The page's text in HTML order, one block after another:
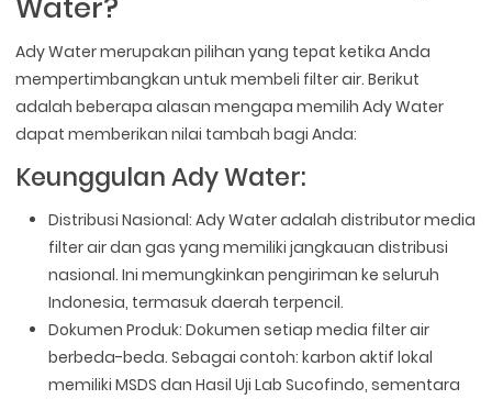
Ady Water merupakan pilihan yang tepat ketika Anda
mempertimbangkan untuk membeli filter air. Berikut
adalah beberapa alasan mengapa memilih Ady Water
dapat memberikan nilai tambah bagi Anda:
Keunggulan Ady Water:
Distribusi Nasional: Ady Water adalah distributor media
filter air dan gas yang memiliki jangkauan distribusi
nasional. Ini memungkinkan pengiriman ke seluruh
Indonesia, termasuk daerah terpencil.
Dokumen Produk: Dokumen setiap media filter air
berbeda-beda. Sebagai contoh: karbon aktif lokal
memiliki MSDS dan Hasil Uji Lab Sucofindo, sementara